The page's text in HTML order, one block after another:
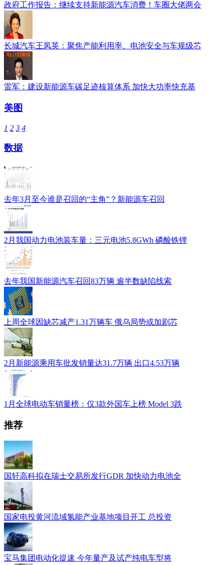
政府工作报告：继续支持新能源汽车消费！车圈大佬两会
长城汽车王凤英：聚焦产能利用率、电池安全与车规级芯
雷军：建设新能源车碳足迹核算体系 加快大功率快充基
美图
1 2 3 4
数据
去年3月至今谁是召回的“主角”？新能源车召回
2月我国动力电池装车量：三元电池5.8GWh 磷酸铁锂
去年我国新能源汽车召回83万辆 逾半数缺陷线索
上周全球因缺芯减产1.31万辆车 俄乌局势或加剧芯
2月新能源乘用车批发销量达31.7万辆 出口4.53万辆
1月全球电动车销量榜：仅3款外国车上榜 Model 3跌
推荐
国轩高科拟在瑞士交易所发行GDR 加快动力电池全
国家电投黄河流域氢能产业基地项目开工 总投资
宝马集团电动化提速 今年量产及试产纯电车型将